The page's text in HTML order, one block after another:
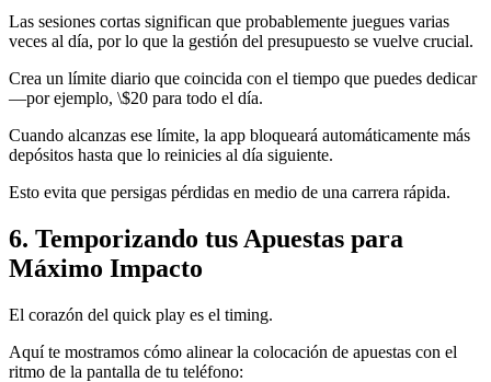
Las sesiones cortas significan que probablemente juegues varias
veces al día, por lo que la gestión del presupuesto se vuelve crucial.
Crea un límite diario que coincida con el tiempo que puedes dedicar
—por ejemplo, \$20 para todo el día.
Cuando alcanzas ese límite, la app bloqueará automáticamente más
depósitos hasta que lo reinicies al día siguiente.
Esto evita que persigas pérdidas en medio de una carrera rápida.
6. Temporizando tus Apuestas para
Máximo Impacto
El corazón del quick play es el timing.
Aquí te mostramos cómo alinear la colocación de apuestas con el
ritmo de la pantalla de tu teléfono: